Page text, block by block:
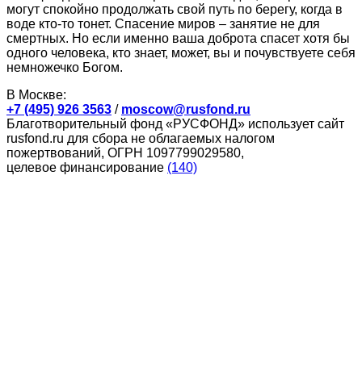
могут спокойно продолжать свой путь по берегу, когда в
воде кто-то тонет. Спасение миров – занятие не для
смертных. Но если именно ваша доброта спасет хотя бы
одного человека, кто знает, может, вы и почувствуете себя
немножечко Богом.
В Москве:
+7 (495) 926 3563 / moscow@rusfond.ru
Благотворительный фонд «РУСФОНД» использует сайт
rusfond.ru для сбора не облагаемых налогом
пожертвований, ОГРН 1097799029580,
целевое финансирование (140)